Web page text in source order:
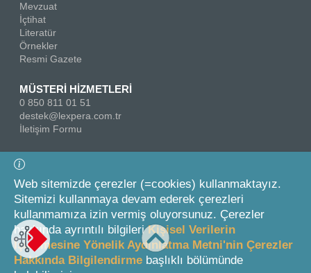
Mevzuat
İçtihat
Literatür
Örnekler
Resmi Gazete
MÜSTERİ HİZMETLERİ
0 850 811 01 51
destek@lexpera.com.tr
İletişim Formu
Bizi Takip Edin
© 2026 On İki Levha Yayıncılık A.Ş.
Web sitemizde çerezler (=cookies) kullanmaktayız.
Sitemizi kullanmaya devam ederek çerezleri
kullanmamıza izin vermiş oluyorsunuz. Çerezler
hakkında ayrıntılı bilgileriKişisel Verilerin
İşlenmesine Yönelik Aydınlatma Metni'nin Çerezler
Hakkında Bilgilendirme başlıklı bölümünde